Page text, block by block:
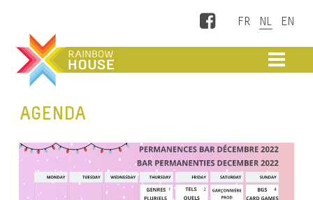
Facebook
AGENDA